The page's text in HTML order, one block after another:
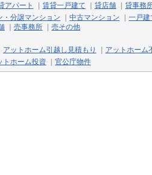
アパート 賃貸一戸建て 貸店舗 貸事務
・分譲マンション 中古マンション 一戸建
売事務所
売その他
アットホーム引越し見積もり アットホーム
トホーム投資 官公庁物件